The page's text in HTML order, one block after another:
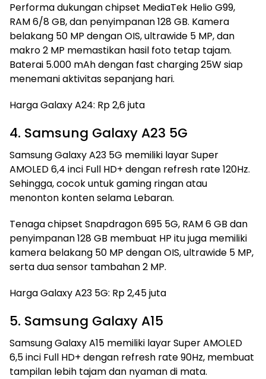
Performa dukungan chipset MediaTek Helio G99,
RAM 6/8 GB, dan penyimpanan 128 GB. Kamera
belakang 50 MP dengan OIS, ultrawide 5 MP, dan
makro 2 MP memastikan hasil foto tetap tajam.
Baterai 5.000 mAh dengan fast charging 25W siap
menemani aktivitas sepanjang hari.
Harga Galaxy A24: Rp 2,6 juta
4. Samsung Galaxy A23 5G
Samsung Galaxy A23 5G memiliki layar Super
AMOLED 6,4 inci Full HD+ dengan refresh rate 120Hz.
Sehingga, cocok untuk gaming ringan atau
menonton konten selama Lebaran.
Tenaga chipset Snapdragon 695 5G, RAM 6 GB dan
penyimpanan 128 GB membuat HP itu juga memiliki
kamera belakang 50 MP dengan OIS, ultrawide 5 MP,
serta dua sensor tambahan 2 MP.
Harga Galaxy A23 5G: Rp 2,45 juta
5. Samsung Galaxy A15
Samsung Galaxy A15 memiliki layar Super AMOLED
6,5 inci Full HD+ dengan refresh rate 90Hz, membuat
tampilan lebih tajam dan nyaman di mata.